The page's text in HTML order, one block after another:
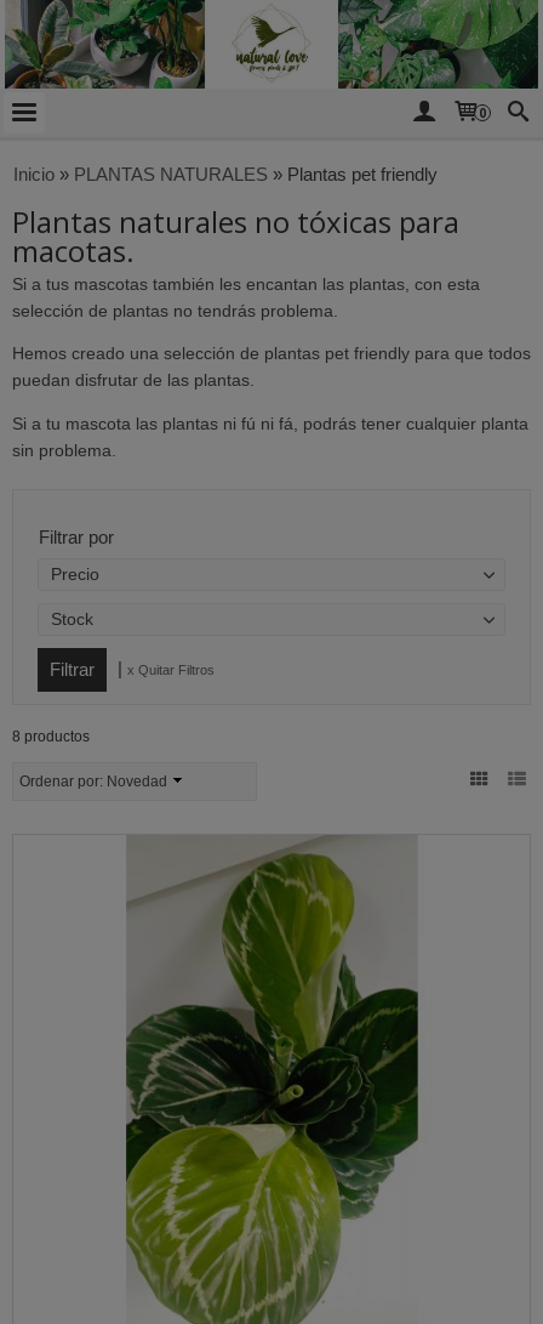
0
Inicio » PLANTAS NATURALES » Plantas pet friendly
Plantas naturales no tóxicas para
macotas.
Si a tus mascotas también les encantan las plantas, con esta
selección de plantas no tendrás problema.
Hemos creado una selección de plantas pet friendly para que todos
puedan disfrutar de las plantas.
Si a tu mascota las plantas ni fú ni fá, podrás tener cualquier planta
sin problema.
Filtrar por
Precio
Stock
| x Quitar Filtros
8 productos
Ordenar por: Novedad